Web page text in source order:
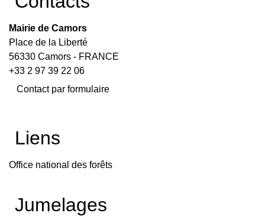
Mairie de Camors
Place de la Liberté
56330 Camors - FRANCE
+33 2 97 39 22 06
Contact par formulaire
Liens
Office national des forêts
Jumelages